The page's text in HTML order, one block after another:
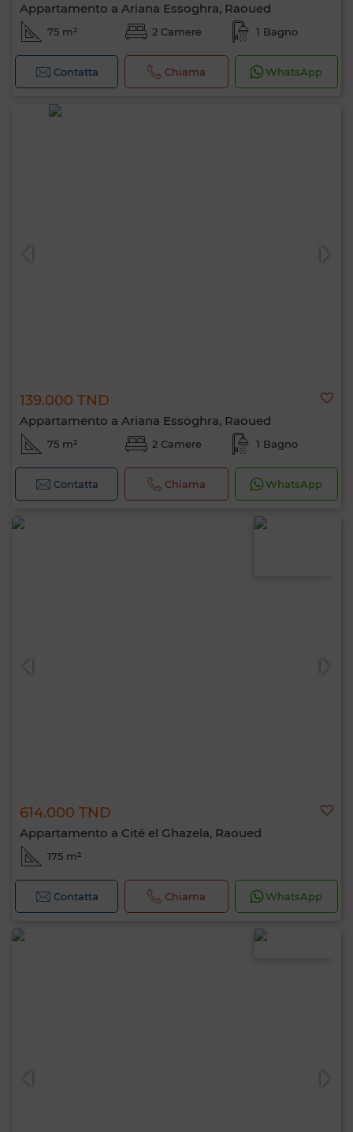
Appartamento a Ariana Essoghra, Raoued
75 m² 2 Camere 1 Bagno
Contatta Chiama WhatsApp
139.000 TND
Appartamento a Ariana Essoghra, Raoued
75 m² 2 Camere 1 Bagno
Contatta Chiama WhatsApp
614.000 TND
Appartamento a Cité el Ghazela, Raoued
175 m²
Contatta Chiama WhatsApp